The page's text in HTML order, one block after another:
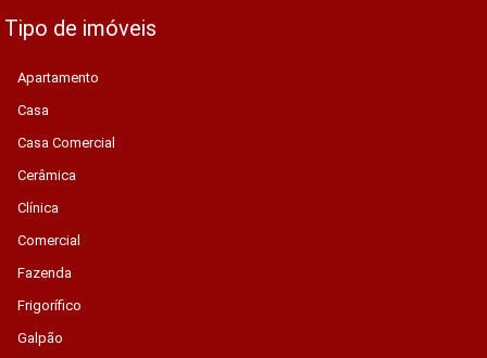
Tipo de imóveis
Apartamento
Casa
Casa Comercial
Cerâmica
Clínica
Comercial
Fazenda
Frigorífico
Galpão